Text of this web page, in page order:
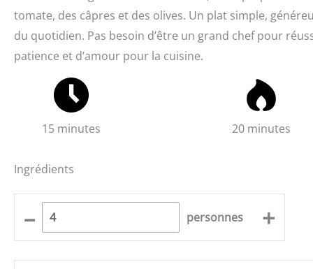
tomate, des câpres et des olives. Un plat simple,
du quotidien. Pas besoin d’être un grand chef pour
patience et d’amour pour la cuisine.
15 minutes 20 minutes
Ingrédients
– personnes +